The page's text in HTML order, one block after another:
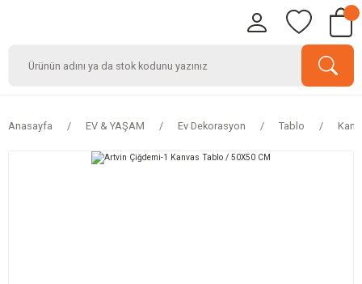
Anasayfa EV & YAŞAM Ev Dekorasyon Tablo